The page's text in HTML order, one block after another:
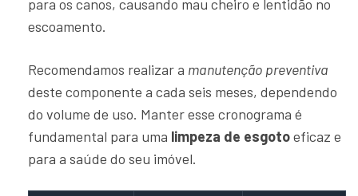
para os canos, causando mau cheiro e lentidão no
escoamento.
Recomendamos realizar a manutenção preventiva
deste componente a cada seis meses, dependendo
do volume de uso. Manter esse cronograma é
fundamental para uma limpeza de esgotoeficaz e
para a saúde do seu imóvel.